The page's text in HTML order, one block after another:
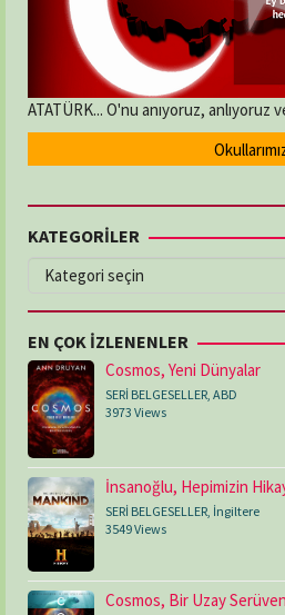
ATATÜRK... O'nu anıyoruz, anlıyoruz
KATEGORİLER
KATEGORİLER
EN ÇOK İZLENENLER
Cosmos, Yeni Dünyalar
SERİ BELGESELLER ABD
3973 Views
İnsanoğlu, Hepimizin
SERİ BELGESELLER İngiltere
3549 Views
Cosmos, Bir Uzay